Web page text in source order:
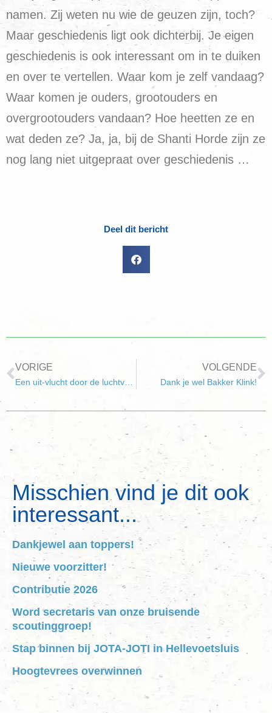
namen. Zij weten nu wie de geuzen zijn, toch?
Maar geschiedenis ligt ook dichterbij. Je eigen
geschiedenis is ook interessant om in te duiken
en over te vertellen. Waar kom je zelf vandaag?
Waar komen je ouders, grootouders en
overgrootouders vandaan? Hoe heetten ze en
wat deden ze? Ja, ja, bij de Shanti Horde zijn ze
nog lang niet uitgepraat over geschiedenis …
Deel dit bericht
VORIGE VOLGENDE
Dank je wel Bakker Klink!
Misschien vind je dit ook
interessant...
Dankjewel aan toppers!
Nieuwe voorzitter!
Contributie 2026
Word secretaris van onze bruisende
scoutinggroep!
Stap binnen bij JOTA-JOTI in Hellevoetsluis
Hoogtevrees overwinnen